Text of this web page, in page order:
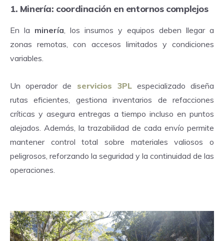
1. Minería: coordinación en entornos complejos
En la minería, los insumos y equipos deben llegar a
zonas remotas, con accesos limitados y condiciones
variables.
Un operador de servicios 3PLespecializado diseña
rutas eficientes, gestiona inventarios de refacciones
críticas y asegura entregas a tiempo incluso en puntos
alejados. Además, la trazabilidad de cada envío permite
mantener control total sobre materiales valiosos o
peligrosos, reforzando la seguridad y la continuidad de las
operaciones.